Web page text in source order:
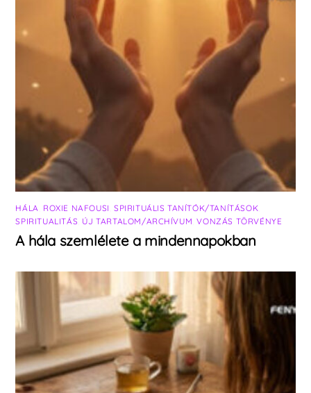
HÁLA ROXIE NAFOUSI SPIRITUÁLIS TANÍTÓK/TANÍTÁSOK
SPIRITUALITÁS ÚJ TARTALOM/ARCHÍVUM ,VONZÁS TÖRVÉNYE
A hála szemlélete a mindennapokban